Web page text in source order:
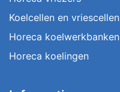
Koelcellen en vriescellen
Horeca koelwerkbanken
Horeca koelingen